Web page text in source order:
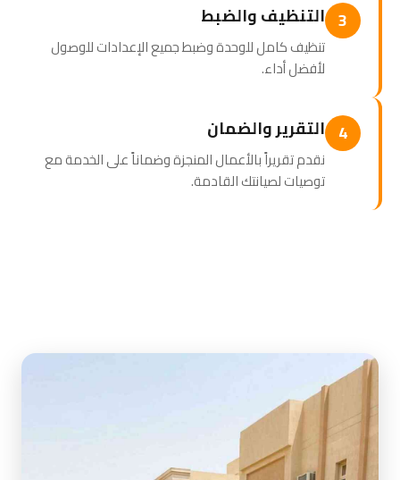
3 التنظيف والضبط
تنظيف كامل للوحدة وضبط جميع الإعدادات للوصول
لأفضل أداء.
4 التقرير والضمان
نقدم تقريراً بالأعمال المنجزة وضماناً على الخدمة مع
توصيات لصيانتك القادمة.